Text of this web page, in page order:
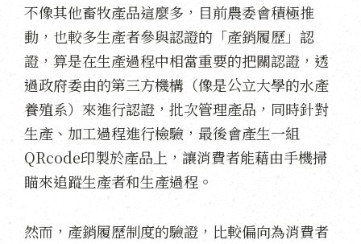
不像其他畜牧產品這麼多，目前農委會積極推
動，也較多生產者參與認證的「產銷履歷」認
證，算是在生產過程中相當重要的把關認證，透
過政府委由的第三方機構（像是公立大學的水產
養殖系）來進行認證，批次管理產品，同時針對
生產、加工過程進行檢驗，最後會產生一組
QRcode印製於產品上，讓消費者能藉由手機掃
瞄來追蹤生產者和生產過程。
然而，產銷履歷制度的驗證，比較偏向為消費者